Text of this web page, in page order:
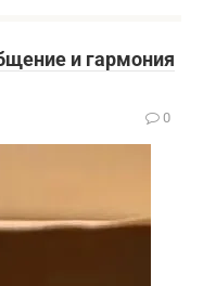
и гармония
0